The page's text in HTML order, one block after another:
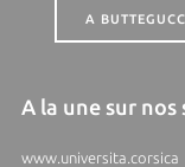
A
A la une sur nos
www.universita.corsica